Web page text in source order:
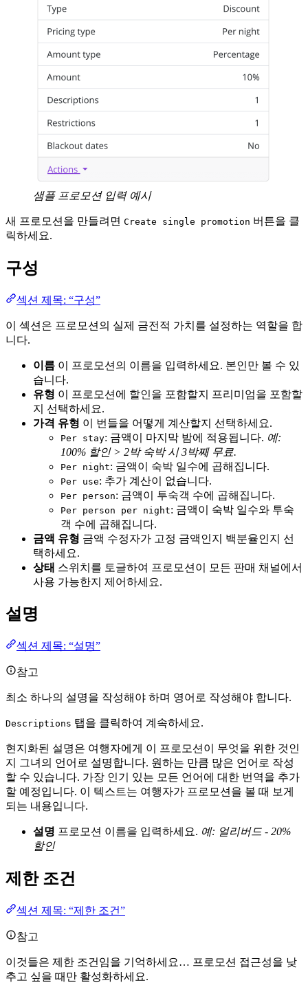
샘플 프로모션 입력 예시
새 프로모션을 만들려면 Create single promotion 버튼을 클
릭하세요.
구성
섹션 제목: “구성”
이 섹션은 프로모션의 실제 금전적 가치를 설정하는 역할을 합
니다.
이름 이 프로모션의 이름을 입력하세요. 본인만 볼 수 있
습니다.
유형 이 프로모션에 할인을 포함할지 프리미엄을 포함할
지 선택하세요.
가격 유형 이 번들을 어떻게 계산할지 선택하세요.
Per stay: 금액이 마지막 밤에 적용됩니다. 예:
100% 할인 > 2박 숙박 시 3박째 무료.
Per night: 금액이 숙박 일수에 곱해집니다.
Per use: 추가 계산이 없습니다.
Per person: 금액이 투숙객 수에 곱해집니다.
Per person per night: 금액이 숙박 일수와 투숙
객 수에 곱해집니다.
금액 유형 금액 수정자가 고정 금액인지 백분율인지 선
택하세요.
상태 스위치를 토글하여 프로모션이 모든 판매 채널에서
사용 가능한지 제어하세요.
설명
섹션 제목: “설명”
참고
최소 하나의 설명을 작성해야 하며 영어로 작성해야 합니다.
Descriptions 탭을 클릭하여 계속하세요.
현지화된 설명은 여행자에게 이 프로모션이 무엇을 위한 것인
지 그녀의 언어로 설명합니다. 원하는 만큼 많은 언어로 작성
할 수 있습니다. 가장 인기 있는 모든 언어에 대한 번역을 추가
할 예정입니다. 이 텍스트는 여행자가 프로모션을 볼 때 보게
되는 내용입니다.
설명 프로모션 이름을 입력하세요. 예: 얼리버드 - 20%
할인
제한 조건
섹션 제목: “제한 조건”
참고
이것들은 제한 조건임을 기억하세요… 프로모션 접근성을 낮
추고 싶을 때만 활성화하세요.